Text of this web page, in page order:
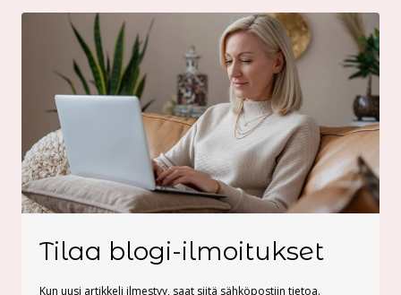
Tilaa blogi-ilmoitukset
Kun uusi artikkeli ilmestyy, saat siitä sähköpostiin tietoa.